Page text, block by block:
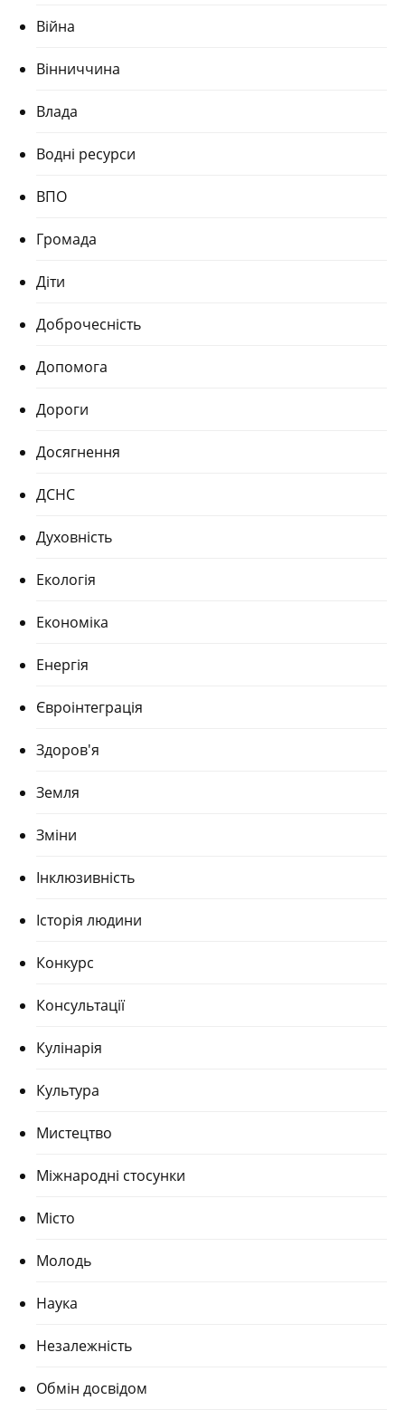
Війна
Вінниччина
Влада
Водні ресурси
ВПО
Громада
Діти
Доброчесність
Допомога
Дороги
Досягнення
ДСНС
Духовність
Екологія
Економіка
Енергія
Євроінтеграція
Здоров'я
Земля
Зміни
Інклюзивність
Історія людини
Конкурс
Консультації
Кулінарія
Культура
Мистецтво
Міжнародні стосунки
Місто
Молодь
Наука
Незалежність
Обмін досвідом